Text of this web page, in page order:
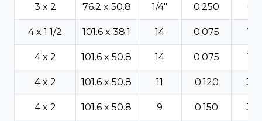
3 x 2 76.2 x 50.8 1/4" 0.250
4 x 1 1/2 101.6 x 38.1 14 0.075
4 x 2 101.6 x 50.8 14 0.075
4 x 2 101.6 x 50.8 11 0.120
4 x 2 101.6 x 50.8 9 0.150